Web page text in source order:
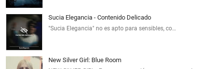
Sucia Elegancia - Contenido Delicado
"Sucia Elegancia" no es apto para sensibles, co…
New Silver Girl: Blue Room